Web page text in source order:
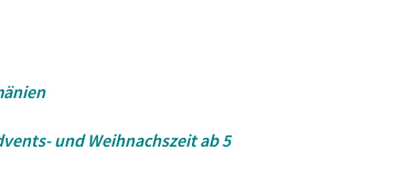
und Weihnachszeit ab 5